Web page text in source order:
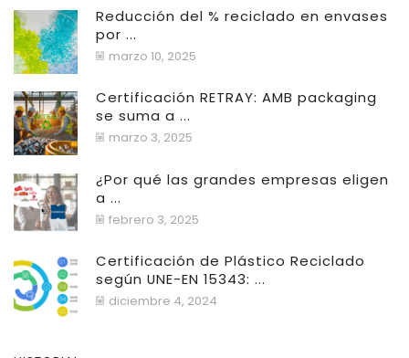
Reducción del % reciclado en envases
por ...
marzo 10, 2025
Certificación RETRAY: AMB packaging
se suma a ...
marzo 3, 2025
¿Por qué las grandes empresas eligen
a ...
febrero 3, 2025
Certificación de Plástico Reciclado
según UNE-EN 15343: ...
diciembre 4, 2024